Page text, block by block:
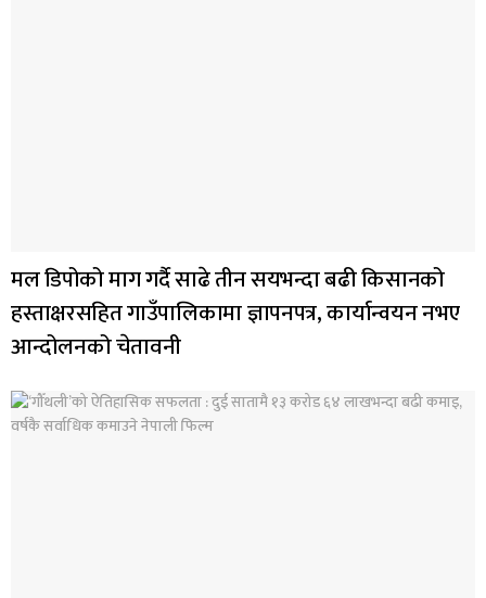
मल डिपोको माग गर्दै साढे तीन सयभन्दा बढी किसानको
हस्ताक्षरसहित गाउँपालिकामा ज्ञापनपत्र, कार्यान्वयन नभए
आन्दोलनको चेतावनी